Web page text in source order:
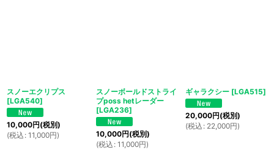
スノーエクリプス
[LGA540]
10,000円(税別)
(税込 : 11,000円)
スノーボールドストライ
プposs hetレーダー
[LGA236]
10,000円(税別)
(税込 : 11,000円)
ギャラクシー [LGA515]
20,000円(税別)
(税込 : 22,000円)